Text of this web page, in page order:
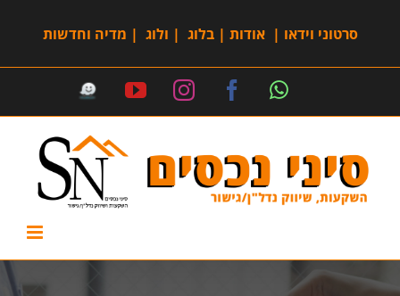
סרטוני וידאו |אודות |בלוג | ולוג | מדיה וחדשות